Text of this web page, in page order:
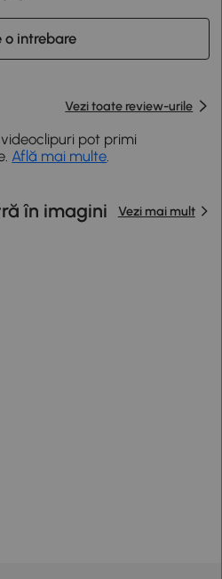
o intrebare
Vezi toate review-urile
pot primi
Află mai multe
în imagini Vezi mai mult